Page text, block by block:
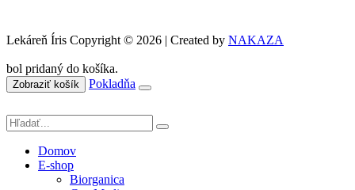
Lekáreň Íris Copyright © 2026 | Created by NAKAZA
bol pridaný do košíka.
Zobraziť košík Pokladňa
Domov
E-shop
Biorganica